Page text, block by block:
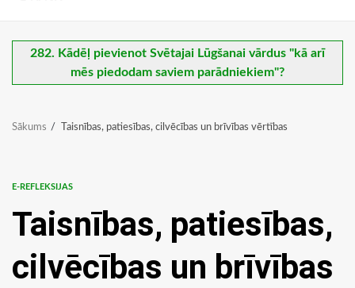
282. Kādēļ pievienot Svētajai Lūgšanai vārdus "kā arī
mēs piedodam saviem parādniekiem"?
Sākums Taisnības, patiesības, cilvēcības un brīvības vērtības
E-REFLEKSIJAS
Taisnības, patiesības,
cilvēcības un brīvības